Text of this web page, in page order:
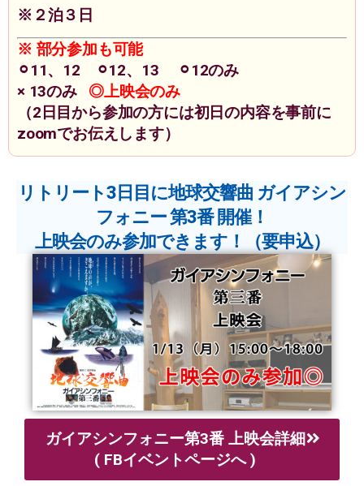
※２泊３日
※ 部分参加も可能
⚪︎11、12 ⚪︎12、13 ⚪︎12のみ
× 13のみ ◎上映会のみ
（2日目から参加の方には初日の内容を事前に
zoomでお伝えします）
リトリート3日目に地球交響曲 ガイアシン
フォニー 第3番 開催！
上映会のみ参加できます！（要申込）
ガイアシンフォニー第3番 上映会詳細
( FBイベントページへ )